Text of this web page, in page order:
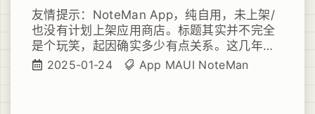
友情提示：NoteMan App，纯自用，未上架/
也没有计划上架应用商店。标题其实并不完全
是个玩笑，起因确实多少有点关系。这几年常
住香港，而在香港理发又是一件不那么合我“胃
口”的事，但因为回深圳时间不规律而造成时不
2025-01-24 App MAUI NoteMan